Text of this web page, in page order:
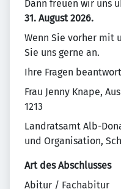
Dann freuen wir uns
31. August 2026.
Wenn Sie vorher mit
Sie uns gerne an.
Ihre Fragen
Frau Jenny Knape,
1213
Landratsamt Alb-
und Organisation,
Art des Abschlusses
Abitur / Fachabitur